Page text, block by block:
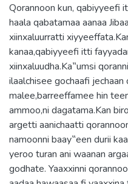
Qorannoon kun, qabiyyeefi
haala qabatamaa aanaa
xiinxaluurratti
kanaa,qabiyyeefi itti
xiinxaluudha.Ka‟umsi
ilaalchisee gochaafi
malee,barreeffamee hin
ammoo,ni dagatama.Kan
argetti aanichaatti
namoonni baay‟een durii
yeroo turan ani waanan
godhate. Yaaxxinni